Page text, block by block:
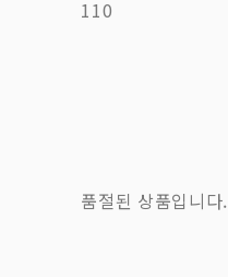
110
품절된 상품입니다.